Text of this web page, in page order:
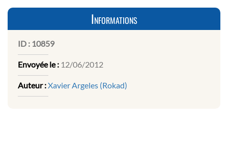
Informations
ID : 10859
Envoyée le : 12/06/2012
Auteur :Xavier Argeles (Rokad)